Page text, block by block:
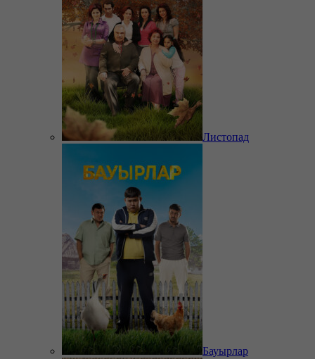
Листопад
Бауырлар